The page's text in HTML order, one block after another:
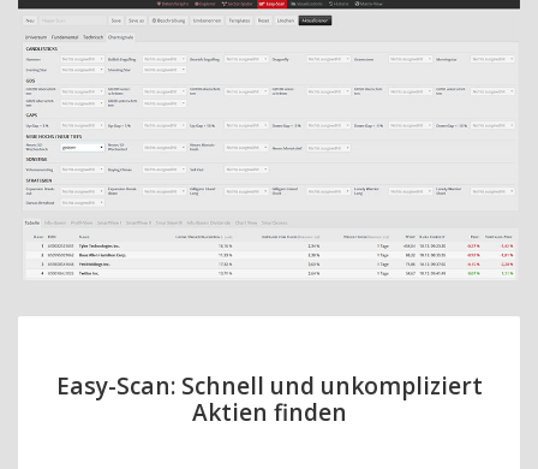
Easy-Scan: Schnell und unkompliziert
Aktien finden